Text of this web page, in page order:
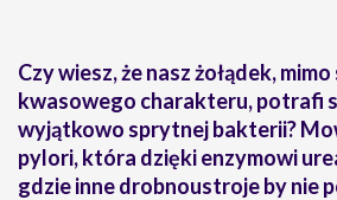
Czy wiesz, że nasz żołądek,
kwasowego charakteru, potrafi
wyjątkowo sprytnej bakterii?
pylori, która dzięki enzymowi
gdzie inne drobnoustroje by nie